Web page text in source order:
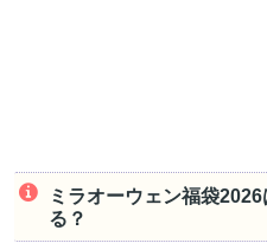
ミラオーウェン福袋
る？